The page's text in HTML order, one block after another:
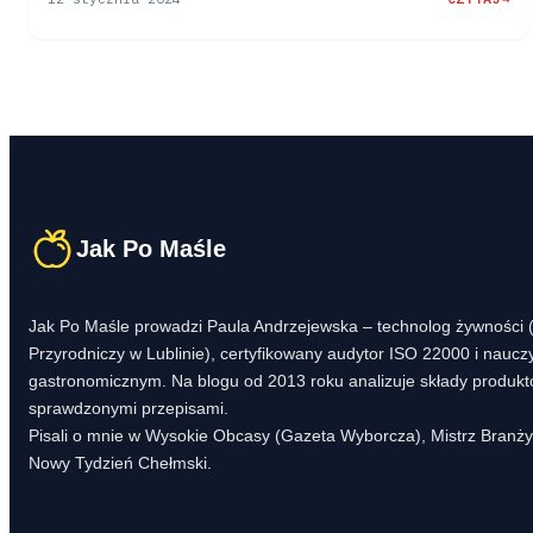
:
Jak Po Maśle
Jak Po Maśle prowadzi Paula Andrzejewska – technolog żywności
Przyrodniczy w Lublinie), certyfikowany audytor ISO 22000 i
gastronomicznym. Na blogu od 2013 roku analizuje składy
sprawdzonymi przepisami.
Pisali o mnie w Wysokie Obcasy (Gazeta Wyborcza), Mistrz
Nowy Tydzień Chełmski.